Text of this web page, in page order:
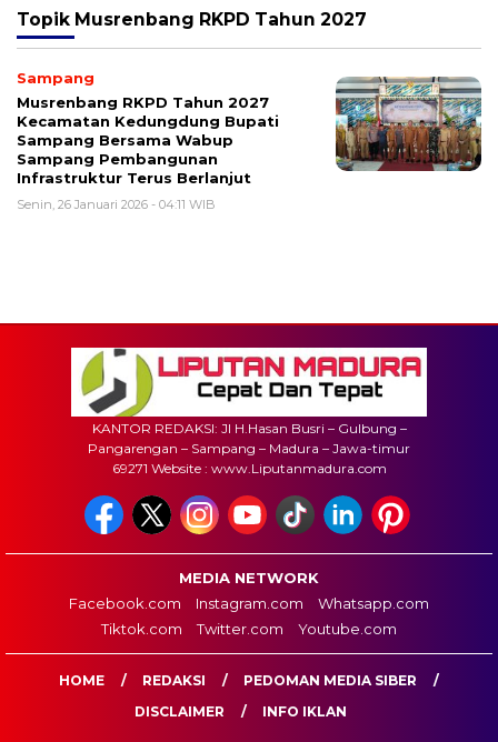
Topik Musrenbang RKPD Tahun 2027
Sampang
Musrenbang RKPD Tahun 2027
Kecamatan Kedungdung Bupati
Sampang Bersama Wabup
Sampang Pembangunan
Infrastruktur Terus Berlanjut
Senin, 26 Januari 2026 - 04:11 WIB
KANTOR REDAKSI: Jl H.Hasan Busri – Gulbung –
Pangarengan – Sampang – Madura – Jawa-timur
69271 Website : www.Liputanmadura.com
MEDIA NETWORK
Facebook.com
Instagram.com
Whatsapp.com
Tiktok.com
Twitter.com Youtube.com
HOME REDAKSI
PEDOMAN MEDIA SIBER
DISCLAIMER
INFO IKLAN